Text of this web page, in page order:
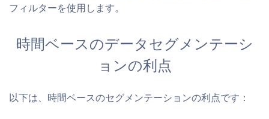
フィルターを使用します。
時間ベースのデータセグメンテーシ
ョンの利点
以下は、時間ベースのセグメンテーションの利点です：